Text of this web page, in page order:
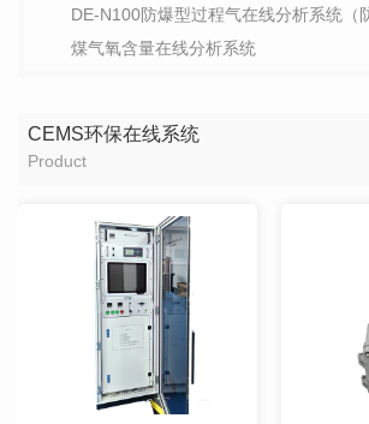
DE-N100防爆型过程气在线分析系统（
​煤气氧含量在线分析系统
CEMS环保在线系统
Product